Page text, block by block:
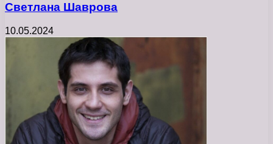
Светлана Шаврова
10.05.2024